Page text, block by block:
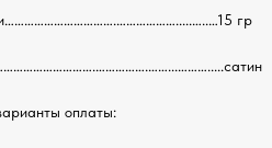
гр
оплаты: